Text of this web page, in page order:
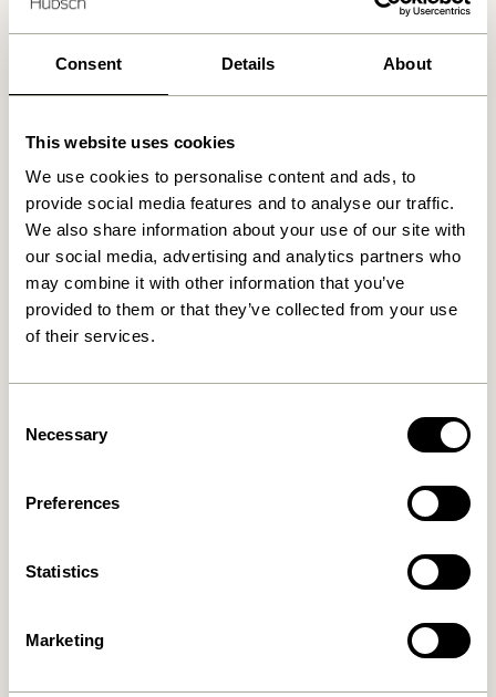
Consent Details About
This website uses cookies
We use cookies to personalise content and ads, to
provide social media features and to analyse our traffic.
We also share information about your use of our site with
our social media, advertising and analytics partners who
may combine it with other information that you’ve
provided to them or that they’ve collected from your use
of their services.
Selection
Necessary
Preferences
Statistics
Marketing
Ähnliche Produkte